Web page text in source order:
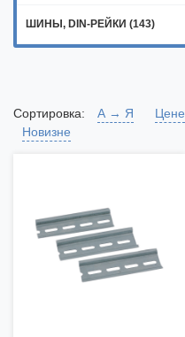
ШИНЫ, DIN-РЕЙКИ (143)
Сортировка: А → Я
Цене
Новизне